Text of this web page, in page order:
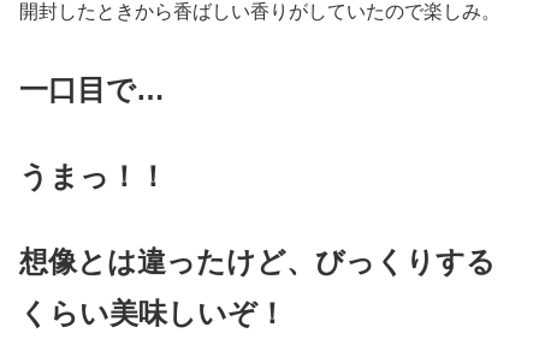
開封したときから香ばしい香りがしていたので楽しみ。
一口目で…
うまっ！！
想像とは違ったけど、びっくりする
くらい美味しいぞ！